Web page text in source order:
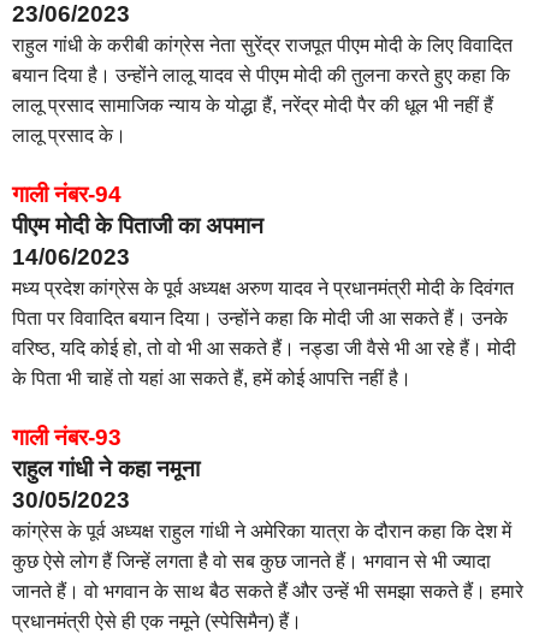
23/06/2023
राहुल गांधी के करीबी कांग्रेस नेता सुरेंद्र राजपूत पीएम मोदी के लिए विवादित
बयान दिया है। उन्होंने लालू यादव से पीएम मोदी की तुलना करते हुए कहा कि
लालू प्रसाद सामाजिक न्याय के योद्धा हैं, नरेंद्र मोदी पैर की धूल भी नहीं हैं
लालू प्रसाद के।
गाली नंबर-94
पीएम मोदी के पिताजी का अपमान
14/06/2023
मध्य प्रदेश कांग्रेस के पूर्व अध्यक्ष अरुण यादव ने प्रधानमंत्री मोदी के दिवंगत
पिता पर विवादित बयान दिया। उन्होंने कहा कि मोदी जी आ सकते हैं। उनके
वरिष्ठ, यदि कोई हो, तो वो भी आ सकते हैं। नड्डा जी वैसे भी आ रहे हैं। मोदी
के पिता भी चाहें तो यहां आ सकते हैं, हमें कोई आपत्ति नहीं है।
गाली नंबर-93
राहुल गांधी ने कहा नमूना
30/05/2023
कांग्रेस के पूर्व अध्यक्ष राहुल गांधी ने अमेरिका यात्रा के दौरान कहा कि देश में
कुछ ऐसे लोग हैं जिन्हें लगता है वो सब कुछ जानते हैं। भगवान से भी ज्यादा
जानते हैं। वो भगवान के साथ बैठ सकते हैं और उन्हें भी समझा सकते हैं। हमारे
प्रधानमंत्री ऐसे ही एक नमूने (स्पेसिमैन) हैं।